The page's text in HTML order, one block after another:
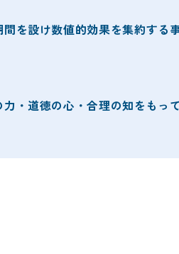
を設け数値的効果を集約する
・道徳の心・合理の知をもっ